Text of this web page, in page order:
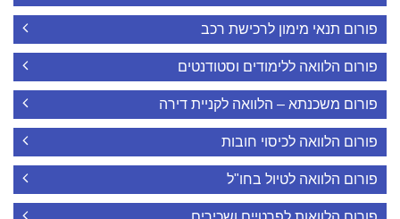
פורום תנאי מימון לרכישת רכב
פורום הלוואה ללימודים וסטודנטים
פורום משכנתא – הלוואה לקניית דירה
פורום הלוואה לכיסוי חובות
פורום הלוואה לטיול בחו"ל